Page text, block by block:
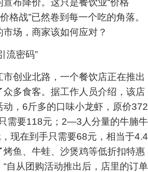
布降价。这只是餐饮业“价格
格战”已然卷到每一个吃的角落。
场，商家该如何应对？
密码”
业北路，一个餐饮店正在推出
众多食客。据工作人员介绍，该店
动，6斤多的口味小龙虾，原价372
需要118元；2—3人分量的牛腩牛
现在到手只需要68元，相当于4.4
烤鱼、牛蛙、沙煲鸡等低折扣特惠
自从团购活动推出后，店里的订单